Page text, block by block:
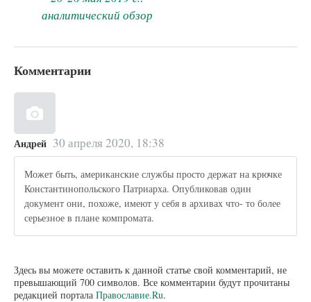
аналитический обзор
Комментарии
Андрей 30 апреля 2020, 18:38
Может быть, американские службы просто держат на крючке
Константинопольского Патриарха. Опубликовав один
документ они, похоже, имеют у себя в архивах что- то более
серьезное в плане компромата.
Здесь вы можете оставить к данной статье свой комментарий, не
превышающий 700 символов. Все комментарии будут прочитаны
редакцией портала Православие.Ru.